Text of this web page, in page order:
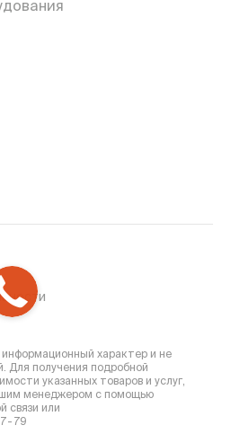
характер и не
Для получения подробной
указанных товаров и услуг,
менеджером с помощью
связи или
79